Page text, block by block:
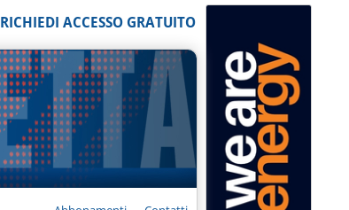
RICHIEDI ACCESSO GRATUITO